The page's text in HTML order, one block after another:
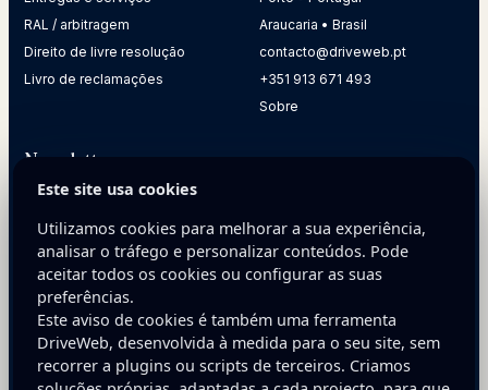
RAL / arbitragem
Direito de livre resolução
Livro de reclamações
Araucaria • Brasil
contacto@driveweb.pt
+351 913 671 493
Sobre
Newsletter
sua empresa.
E-mail
Este site usa cookies
Utilizamos cookies para melhorar a sua experiência,
analisar o tráfego e personalizar conteúdos. Pode
aceitar todos os cookies ou configurar as suas
preferências.
Este aviso de cookies é também uma ferramenta
DriveWeb, desenvolvida à medida para o seu site, sem
recorrer a plugins ou scripts de terceiros. Criamos